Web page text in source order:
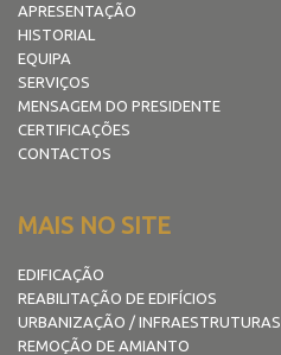
APRESENTAÇÃO
HISTORIAL
EQUIPA
SERVIÇOS
MENSAGEM DO PRESIDENTE
CERTIFICAÇÕES
CONTACTOS
MAIS NO SITE
EDIFICAÇÃO
REABILITAÇÃO DE EDIFÍCIOS
URBANIZAÇÃO / INFRAESTRUTURAS
REMOÇÃO DE AMIANTO